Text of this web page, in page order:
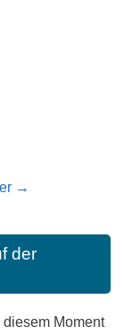
→
der
Moment